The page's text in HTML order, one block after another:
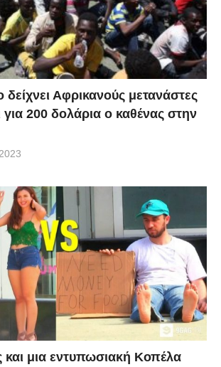
δείχνει Αφρικανούς μετανάστες
200 δολάρια ο καθένας στην
μια εντυπωσιακή Κοπέλα